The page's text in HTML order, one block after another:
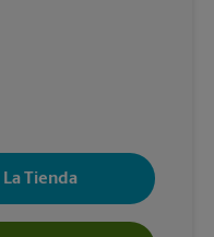
Tienda